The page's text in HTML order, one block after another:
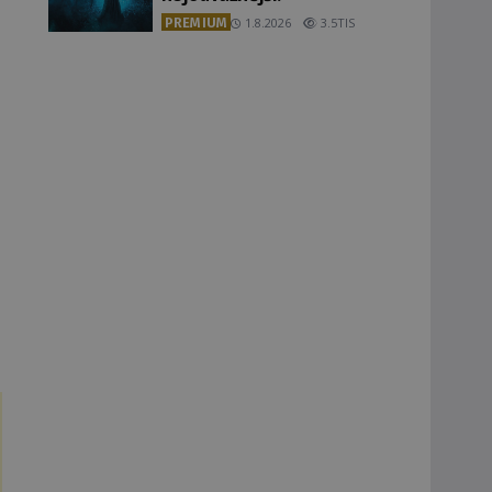
PREMIUM 1.8.2026 3.5TIS